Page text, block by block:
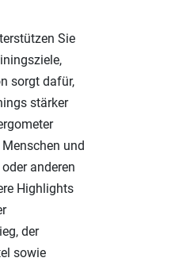
Sie
sorgt dafür,
stärker
und
anderen
Highlights
der
sowie